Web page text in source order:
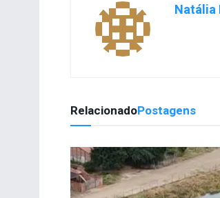
Natália
RelacionadoPostagens